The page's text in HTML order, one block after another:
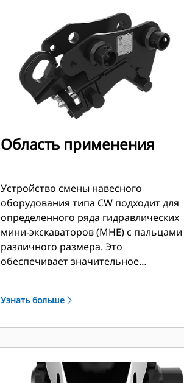
Область применения
Устройство смены навесного
оборудования типа CW подходит для
определенного ряда гидравлических
мини-экскаваторов (MHE) с пальцами
различного размера. Это
обеспечивает значительное
габаритов и которым требуется
Узнать больше